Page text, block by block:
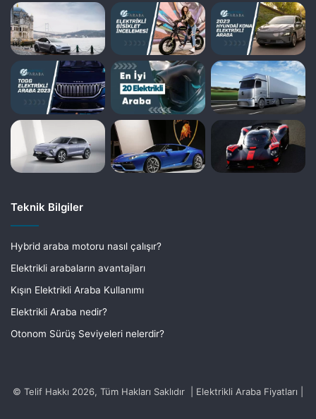
Teknik Bilgiler
Hybrid araba motoru nasıl çalışır?
Elektrikli arabaların avantajları
Kışın Elektrikli Araba Kullanımı
Elektrikli Araba nedir?
Otonom Sürüş Seviyeleri nelerdir?
© Telif Hakkı 2026, Tüm Hakları Saklıdır | Elektrikli Araba Fiyatları |